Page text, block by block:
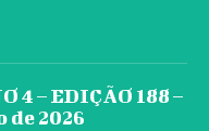
4 – EDIÇÃO 188 –
de 2026